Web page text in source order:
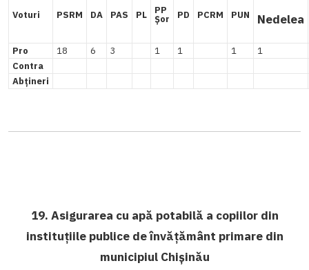
Voturi PSRM DA PAS PL PP
Șor PD PCRM PUN Nedelea
Pro 18 6 3 1 1 1
1
Contra
Abțineri
19. Asigurarea cu apă potabilă a copiilor din
instituțiile publice de învățământ primare din
municipiul Chișinău